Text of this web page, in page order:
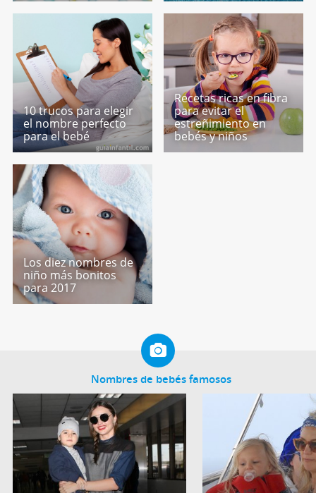
10 trucos para elegir
el nombre perfecto
para el bebé
Recetas ricas en fibra
para evitar el
estreñimiento en
bebés y niños
Los diez nombres de
niño más bonitos
para 2017
Nombres de bebés famosos